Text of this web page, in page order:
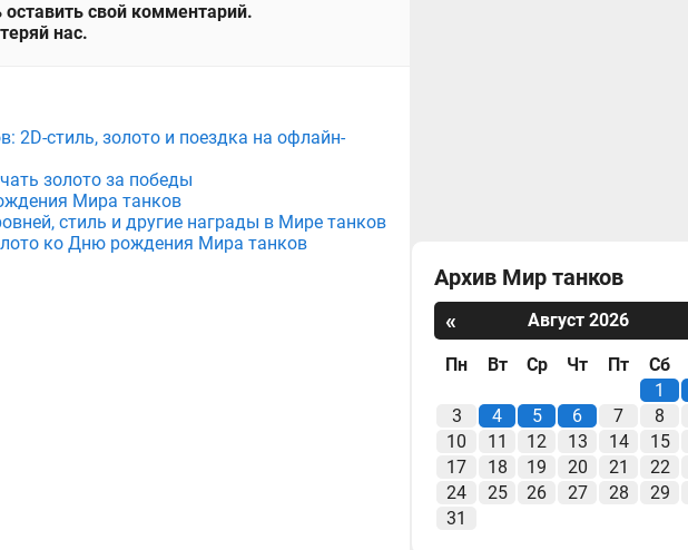
оставить свой комментарий.
нас.
2D-стиль, золото и поездка на офлайн-
золото за победы
Мира танков
стиль и другие награды в Мире танков
ко Дню рождения Мира танков
Архив Мир танков
«
Август 2026
Пн Вт Ср Чт Пт
Сб
1
3
4 5 6 7
8
10
11 12 13 14
15
17
18 19 20 21
22
24
25 26 27 28
29
31